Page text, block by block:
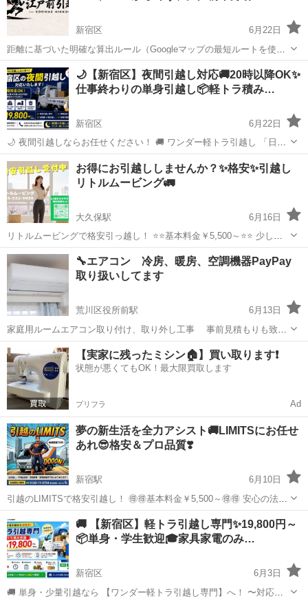
新宿区
6月22日
距離に基づいた明確な算出ルール（Googleマップの最短ルートを使
用）を採用しており、事前の予算立てが容易です。また、荷物量やエ
レベーターの有無、階段回数などによって料金は変化せず、追加オプ
ションも一切ございません。 ...
東京 新宿区 引っ越し 料金
🌙【新宿区】夜間引越し対応🚚20時以降OK✨
仕事終わりの単身引越し📦軽トラ積み…
新宿区
6月22日
🌙 夜間引越しならお任せください！ 🚚 ワンダー軽トラ引越し 「日中
は仕事で時間が取れない」 「仕事終わりに引越ししたい」 「夜間に荷
物だけ運びたい」 そんな方におすすめです！ ✨20時以降の対応...
東京 新宿区 引っ越し 軽トラ
お得にお引越ししませんか？✨格安✨引越し
リトルムービング🚛
大久保駅
6月16日
リトルムービングで格安引っ越し！ ⭐️⭐️基本料金￥5,500～⭐️⭐️ 少しで
も費用を抑えたいならリトルムービングにお問い合わせください！ 初
めてのお引越しでも安心いただけるよう お見積もりからお引越し完了
までトータル...
東京 新宿区 引っ越し 無料
🔧エアコン 冷房、暖房、空調機器PayPay
取り扱いしてます
荒川区役所前駅
6月13日
家庭用ルームエアコン取り付け、取り外し工事 事前見積もりも致し
ます。 お問い合わせの際必ず型番を教えてください。 距離により出張
料金1000〜頂く場所がございます！ お気軽にお問い合わせください。
各店舗またはインタ...
新宿区 荒川区役所前駅 引っ越し 取り付け
【実家に残ったミシン🏠】買い取ります❗️
状態が悪くてもOK！最大限買取します
プリフラ Ad
夢の新生活を全力アシスト🚚LIMITSにお任せ
あれ😎格安＆プロ品質❣️
新宿駅
6月10日
引越のLIMITSで格安引越し！ 🉐🉐基本料金￥5,500～🉐🉐 安心の法人
で万が一の保障もバッチリ！ 安心の法人でしっかりした引越をお🉐
に！ ✅見積もりはこちらから！(無料)✅ TEL☎️：0120-11...
東京 新宿駅 引っ越し 無料
🚚 【新宿区】軽トラ引越し専門✨19,800円～
📦単身・学生歓迎🎓家具家電のみ…
新宿区
6月3日
🚚 単身・少量引越なら 【ワンダー軽トラ引越し専門】へ！ 〜対応エ